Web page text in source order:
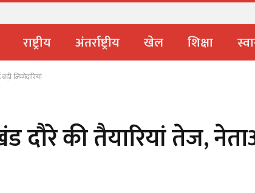
राष्ट्रीय अंतर्राष्ट्रीय खेल शिक्षा
जिम्मेदारियां
दौरे की तैयारियां तेज,